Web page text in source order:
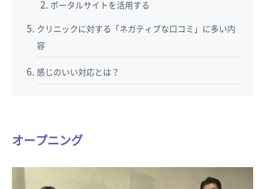
ポータルサイトを活用する
クリニックに対する「ネガティブな口コミ」に多い内
容
感じのいい対応とは？
オープニング